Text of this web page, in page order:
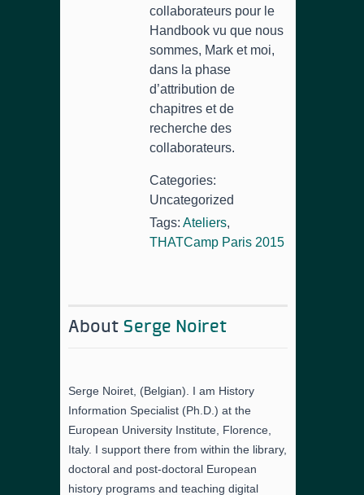
collaborateurs pour le
Handbook vu que nous
sommes, Mark et moi,
dans la phase
d’attribution de
chapitres et de
recherche des
collaborateurs.
Categories:
Uncategorized
Tags: Ateliers,
THATCamp Paris 2015
About Serge Noiret
Serge Noiret, (Belgian). I am History
Information Specialist (Ph.D.) at the
European University Institute, Florence,
Italy. I support there from within the library,
doctoral and post-doctoral European
history programs and teaching digital